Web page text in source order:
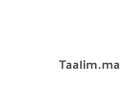
Taalim.ma